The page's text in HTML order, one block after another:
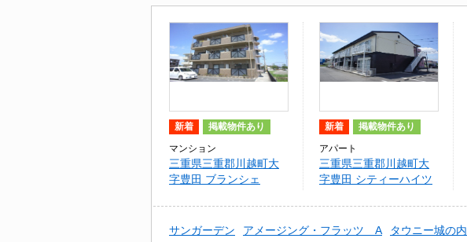
新着 掲載物件あり
マンション
三重県三重郡川越町大
字豊田 ブランシェ
新着 掲載物件あり
アパート
三重県三重郡川越町大
字豊田 シティーハイツ
サンガーデン アメージング・フラッツ A タウニー城の内